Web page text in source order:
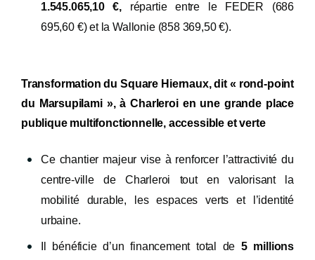
1.545.065,10 €, répartie entre le FEDER (686
695,60 €) et la Wallonie (858 369,50 €).
Transformation du Square Hiernaux, dit « rond-point
du Marsupilami »,à Charleroi en une grande place
publique multifonctionnelle, accessible et verte
Ce chantier majeur vise à renforcer l’attractivité du
centre-ville de Charleroi tout en valorisant la
mobilité durable, les espaces verts et l’identité
urbaine.
Il bénéficie d’un financement total de 5 millions